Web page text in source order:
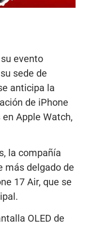
evento
sede de
anticipa la
de iPhone
Apple Watch,
la compañía
más delgado de
17 Air, que se
OLED de